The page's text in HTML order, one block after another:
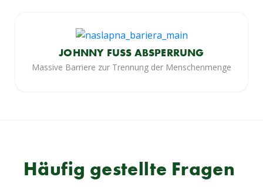
JOHNNY FUSS ABSPERRUNG
Massive Barriere zur Trennung der Menschenmenge
Häufig gestellte Fragen